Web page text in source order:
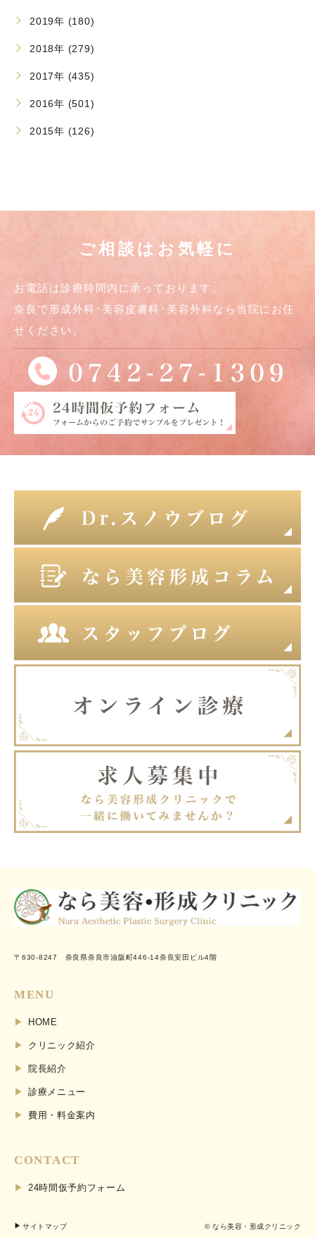
2019年 (180)
2018年 (279)
2017年 (435)
2016年 (501)
2015年 (126)
ご相談はお気軽に
お電話は診療時間内に承っております。
奈良で形成外科･美容皮膚科･美容外科なら当院にお任
せください。
〒630-8247 奈良県奈良市油阪町446-14奈良安田ビル4階
MENU
HOME
クリニック紹介
院長紹介
診療メニュー
費用・料金案内
CONTACT
24時間仮予約フォーム
サイトマップ © なら美容・形成クリニック